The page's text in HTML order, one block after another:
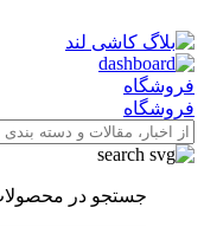
فروشگاه
فروشگاه
جستجو در